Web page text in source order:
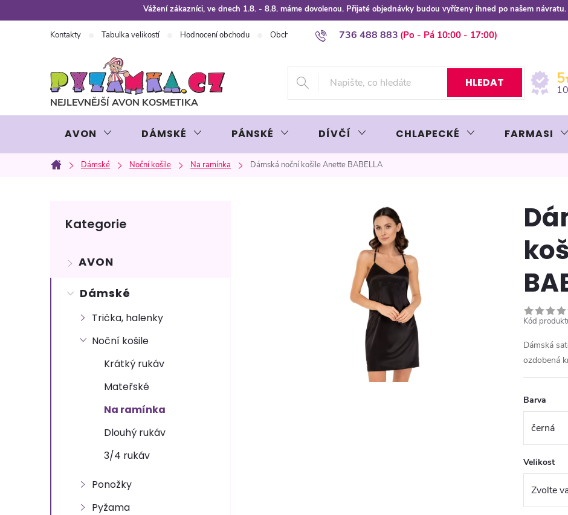
na
Vážení zákazníci, ve dnech 1.8. - 8.8. máme dovolenou. Přijaté objednávky budou vyřízeny ihned po našem
736 488 883
Kontakty Tabulka velikostí Hodnocení obchodu Obchodní podmínky Podmínky ochrany osobních údajů
HLEDAT 5
AVON DÁMSKÉ PÁNSKÉ DÍVČÍ CHLAPECKÉ FARMASI
Domů
Dámské Noční košile Na ramínka Dámská noční košile Anette BABELLA
s
kategorie
Kategorie
AVON
Dámské
Trička, halenky
Noční košile
Krátký rukáv
Mateřské
Na ramínka
Dlouhý rukáv
3/4 rukáv
Ponožky
Pyžama
Kód
Dámská
ozdobená
Barva
Velikost